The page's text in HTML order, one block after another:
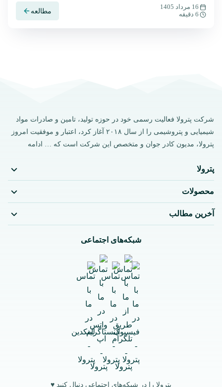
گسترده پتروشیمی‌ها باعث شده ایران در بازارهای منطقه‌ای
جایگاه ویژه‌ای داشته باشد.در این مقاله روند صادرات، مهم‌ترین
16 مرداد 1405
6 دقیقه
مطالعه
شرکت پترولا فعالیت رسمی خود در حوزه تولید، تامین و صادرات مواد
شیمیایی و پتروشیمی را از سال ۲۰۱۸ آغاز کرد، اعتبار و موفقیت امروز
پترولا، مدیون کادر جوان و متخصص این شرکت است که … ادامه
پترولا
محصولات
آخرین مطالب
شبکه‌های اجتماعی
پترولا را در شبکه‌های اجتماعی دنبال کنید ♥